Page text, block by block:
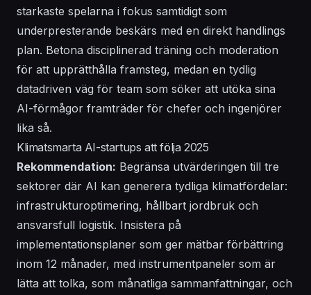
starkaste spelarna i fokus samtidigt som
underpresterande beskärs med en direkt handlings
plan. Betona disciplinerad träning och moderation
för att upprätthålla framsteg, medan en tydlig
datadriven väg för team som söker att utöka sina
AI-förmågor framträder för chefer och ingenjörer
lika så.
Klimatsmarta AI-startups att följa 2025
Rekommendation: Begränsa utvärderingen till tre
sektorer där AI kan generera tydliga klimatfördelar:
infrastrukturoptimering, hållbart jordbruk och
ansvarsfull logistik. Insistera på
implementationsplaner som ger mätbar förbättring
inom 12 månader, med instrumentpaneler som är
lätta att tolka, som månatliga sammanfattningar, och